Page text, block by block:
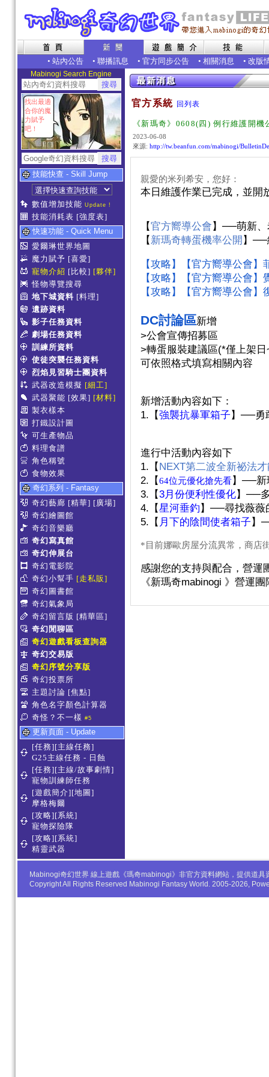
• 站內公告 • 聯播訊息 • 官方同步公告 • 相關消息 • 改版
Mabinogi Search Engine
找出最適
合你的魔
力賦予
吧！
技能快查 - Skill Jump
數值增加技能 Update !
技能消耗表 [強度表]
快速功能 - Quick Menu
愛爾琳世界地圖
魔力賦予 [喜愛]
寵物介紹 [比較] [夥伴]
怪物導覽搜尋
地下城資料 [料理]
遺跡資料
影子任務資料
劇場任務資料
訓練所資料
使徒突襲任務資料
烈焰見習騎士團資料
武器改造模擬 [細工]
武器聚能 [效果] [材料]
製衣樣本
打鐵設計圖
可生產物品
料理食譜
角色稱號
食物效果
奇幻系列 - Fantasy
奇幻藝廊 [精華] [廣場]
奇幻繪圖館
奇幻音樂廳
奇幻寫真館
奇幻伸展台
奇幻電影院
奇幻小幫手 [走私販]
奇幻圖書館
奇幻氣象局
奇幻留言版 [精華區]
奇幻閒聊區
奇幻遊戲看板查詢器
奇幻交易版
奇幻序號分享版
奇幻投票所
主題討論 [焦點]
角色名字顏色計算器
奇怪？不一樣 #5
更新頁面 - Update
[任務][主線任務]
G25主線任務 - 日蝕
[任務][主線/故事劇情]
寵物訓練師任務
[遊戲簡介][地圖]
摩格梅爾
[攻略][系統]
寵物探險隊
[攻略][系統]
精靈武器
官方系統 回列表
《新瑪奇》0608(四) 例行維護開機
2023-06-08
來源: http://tw.beanfun.com/mabinogi/
親愛的米列希安，您好：
本日維護作業已完成，並開
【官方嚮導公會 】──萌新
【 新瑪奇轉蛋機率公開 】──
【攻略】【官方嚮導公會】
【攻略】【官方嚮導公會
【攻略】【官方嚮導公會】
DC討論區新增
>公會宣傳招募區
>轉蛋服裝建議區(*僅上架日
可依照格式填寫相關內容
新增活動內容如下：
1. 【強襲抗暴軍箱子 】──勇
進行中活動內容如下
1. 【 NEXT第二波全新祕法
2. 【64位元優化搶先看】──新
3. 【3月份便利性優化】──
4. 【星河垂釣 】──尋找薇
5. 【 月下的陰間使者箱子 】
* 目前娜歐房屋分流異常，商店
感謝您的支持與配合，營運
《新瑪奇mabinogi 》營運團
Mabinogi奇幻世界 線上遊戲《瑪奇mabinogi》非官方資料網站，提供道
Copyright All Rights Reserved Mabinogi Fantasy World. 2005-2026,